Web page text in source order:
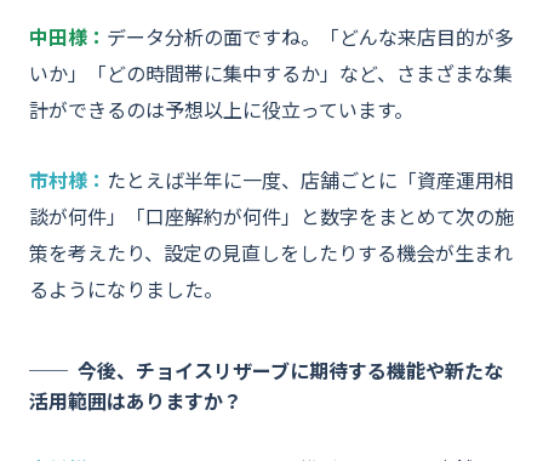
中田様： データ分析の面ですね。「どんな来店目的が多
いか」「どの時間帯に集中するか」など、さまざまな集
計ができるのは予想以上に役立っています。
市村様： たとえば半年に一度、店舗ごとに「資産運用相
談が何件」「口座解約が何件」と数字をまとめて次の施
策を考えたり、設定の見直しをしたりする機会が生まれ
るようになりました。
今後、チョイスリザーブに期待する機能や新たな
活用範囲はありますか？